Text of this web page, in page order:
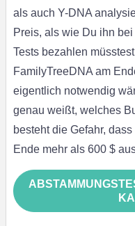
als auch Y-DNA
Preis, als wie Du ihn
Tests bezahlen
FamilyTreeDNA am
eigentlich notwendig
genau weißt, welches
besteht die Gefahr,
Ende mehr als 600 $